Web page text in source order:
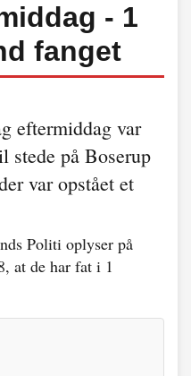
- 1
fanget
eftermiddag var
på Boserup
var opstået et
Politi oplyser på
at de har fat i 1